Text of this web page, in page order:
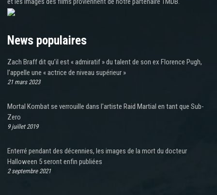
News populaires
Zach Braff dit qu’il est « admiratif » du talent de son ex Florence Pugh,
l’appelle une « actrice de niveau supérieur »
21 mars 2023
Mortal Kombat se verrouille dans l'artiste Raid Martial en tant que Sub-
Zero
9 juillet 2019
Enterré pendant des décennies, les images de la mort du docteur
Halloween 5 seront enfin publiées
2 septembre 2021